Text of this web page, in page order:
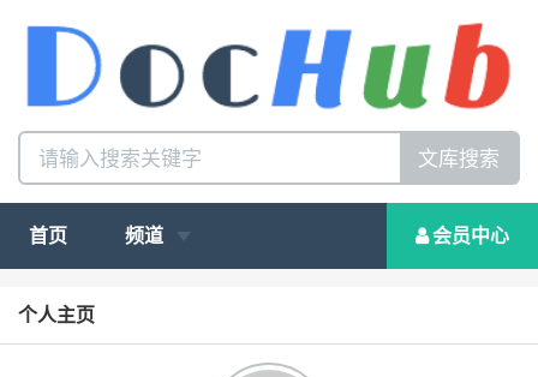
文库搜索
首页 频道 会员中心
个人主页